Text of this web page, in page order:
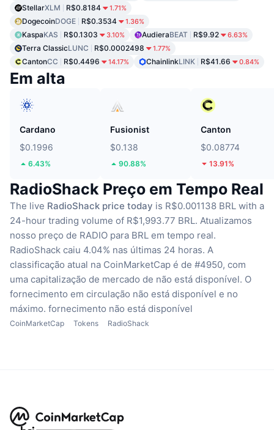
StellarXLM R$0.8184 1.71%
DogecoinDOGE R$0.3534 1.36%
KaspaKAS R$0.1303 3.10% AudieraBEAT R$9.92 6.63%
Terra ClassicLUNC R$0.0002498 1.77%
CantonCC R$0.4496 14.17% ChainlinkLINK R$41.66 0.84%
Em alta
Cardano
$0.1996
6.43%
Fusionist
$0.138
90.88%
Canton
$0.08774
13.91%
RadioShack Preço em Tempo Real
The live RadioShack price today is R$0.001138 BRL with a
24-hour trading volume of R$1,993.77 BRL. Atualizamos
nosso preço de RADIO para BRL em tempo real.
RadioShack caiu 4.04% nas últimas 24 horas. A
classificação atual na CoinMarketCap é de #4950, com
uma capitalização de mercado de não está disponível. O
fornecimento em circulação não está disponível e no
máximo. fornecimento não está disponível
CoinMarketCap Tokens RadioShack